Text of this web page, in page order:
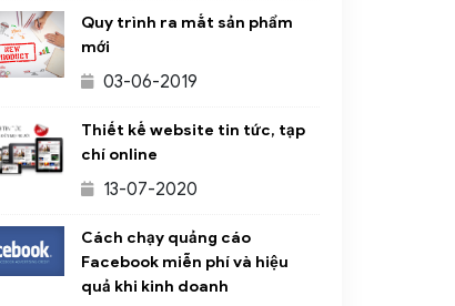
Quy trình ra mắt sản phẩm
mới
03-06-2019
Thiết kế website tin tức, tạp
chí online
13-07-2020
Cách chạy quảng cáo
Facebook miễn phí và hiệu
quả khi kinh doanh